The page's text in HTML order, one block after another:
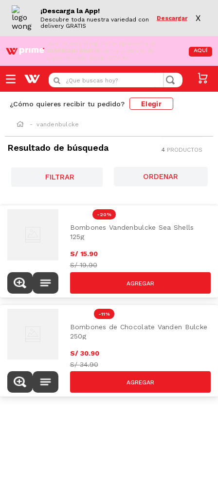
¡Descarga la App!
Descubre toda nuestra variedad con
delivery GRATIS
Descargar X
¡Aún no eres Wong Prime! Aprovecha el
DESPACHO GRATIS en tus compras de
supermercado desde S/79.90
AQUÍ
¿Que buscas hoy?
¿Cómo quieres recibir tu pedido? Elegir
vandenbulcke
Resultado de búsqueda 4 PRODUCTOS
FILTRAR
SAT
-20 %
Bombones Vandenbulcke Sea Shells
125g
S/ 15.90
S/19.90
AZUCAR/GRASAS-
SAT
-11 %
Bombones de Chocolate Vanden Bulcke
250g
S/ 30.90
S/34.90